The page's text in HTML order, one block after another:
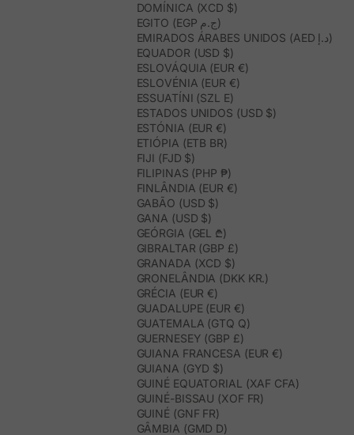
DOMÍNICA (XCD $)
EGITO (EGP ج.م)
EMIRADOS ÁRABES UNIDOS (AED د.إ)
EQUADOR (USD $)
ESLOVÁQUIA (EUR €)
ESLOVÉNIA (EUR €)
ESSUATÍNI (SZL E)
ESTADOS UNIDOS (USD $)
ESTÓNIA (EUR €)
ETIÓPIA (ETB BR)
FIJI (FJD $)
FILIPINAS (PHP ₱)
FINLÂNDIA (EUR €)
GABÃO (USD $)
GANA (USD $)
GEÓRGIA (GEL ₾)
GIBRALTAR (GBP £)
GRANADA (XCD $)
GRONELÂNDIA (DKK KR.)
GRÉCIA (EUR €)
GUADALUPE (EUR €)
GUATEMALA (GTQ Q)
GUERNESEY (GBP £)
GUIANA FRANCESA (EUR €)
GUIANA (GYD $)
GUINÉ EQUATORIAL (XAF CFA)
GUINÉ-BISSAU (XOF FR)
GUINÉ (GNF FR)
GÂMBIA (GMD D)